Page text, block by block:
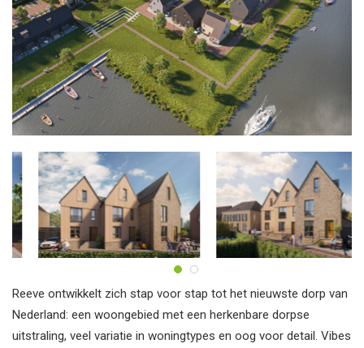
Reeve ontwikkelt zich stap voor stap tot het nieuwste dorp van
Nederland: een woongebied met een herkenbare dorpse
uitstraling, veel variatie in woningtypes en oog voor detail. Vibes